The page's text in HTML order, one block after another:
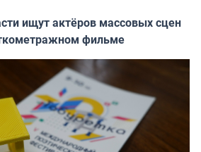
ищут актёров массовых сцен
фильме